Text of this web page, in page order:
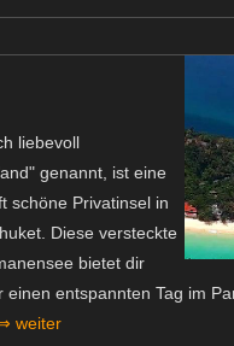
liebevoll
genannt, ist eine
schöne Privatinsel in
Diese versteckte
bietet dir
einen entspannten Tag im
weiter